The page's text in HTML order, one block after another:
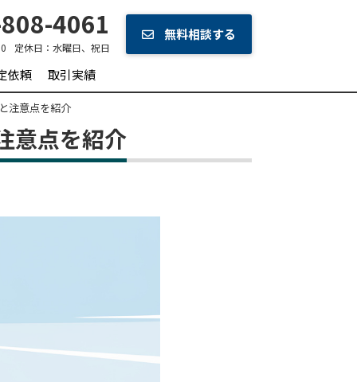
4061
定休日： 水曜日、祝日
無料相談する
依頼 取引実績
注意点を紹介
意点を紹介